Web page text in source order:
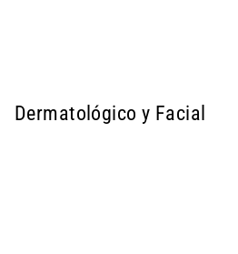
Dermatológico y Facial